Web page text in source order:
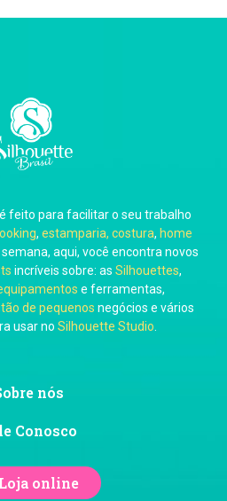
Eschberger
feito para facilitar o seu trabalho
, estamparia, costura, home
aqui, você encontra novos
incríveis sobre: as Silhouettes,
e ferramentas,
de pequenos negócios e vários
usar no Silhouette Studio
nós
Conosco
Loja online